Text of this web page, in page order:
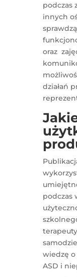
podczas
innych
oraz
działań
podczas
wiedzę
ASD i